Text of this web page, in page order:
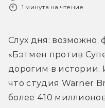
1 минута на чтение
Слух дня: возможно,
«Бэтмен против
дорогим в истории.
что студия Warner
более 410